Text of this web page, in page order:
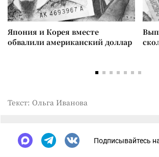
Япония и Корея вместе
обвалили американский доллар
Текст: Ольга Иванова
Подписывайтесь